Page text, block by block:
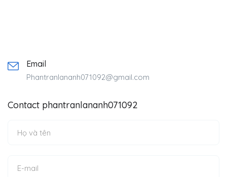
Email
Phantranlananh071092@gmail.com
Contact phantranlananh071092